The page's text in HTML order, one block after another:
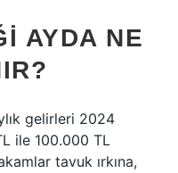
AYDA NE
gelirleri 2024
ile 100.000 TL
tavuk ırkına,